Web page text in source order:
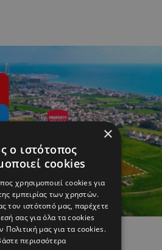
Περιοχές
×
ο ιστότοπος
cookies
χρησιμοποιεί cookies για
εμπειρίας των χρηστών.
τον ιστότοπό μας, παρέχετε
σας για όλα τα cookies
μας για τα cookies.
περισσότερα